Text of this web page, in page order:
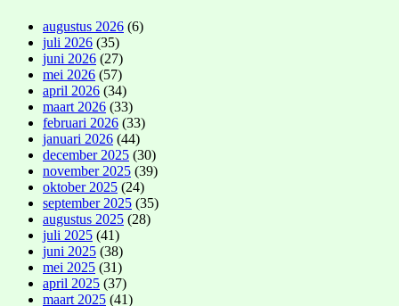
augustus 2026 (6)
juli 2026 (35)
juni 2026 (27)
mei 2026 (57)
april 2026 (34)
maart 2026 (33)
februari 2026 (33)
januari 2026 (44)
december 2025 (30)
november 2025 (39)
oktober 2025 (24)
september 2025 (35)
augustus 2025 (28)
juli 2025 (41)
juni 2025 (38)
mei 2025 (31)
april 2025 (37)
maart 2025 (41)